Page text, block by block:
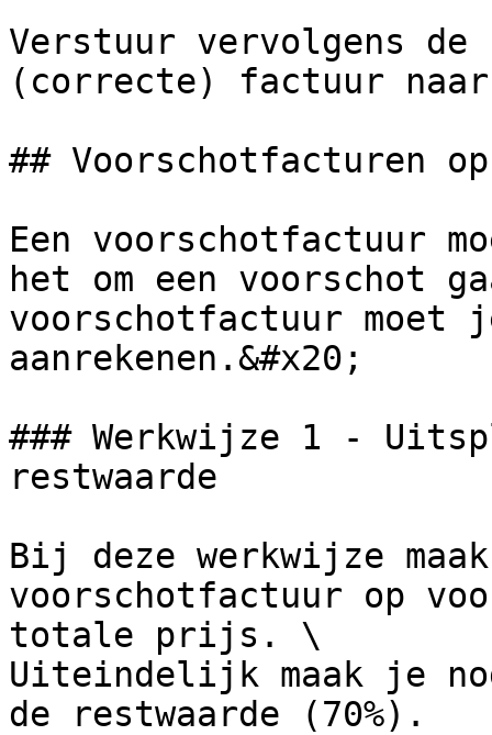
Verstuur vervolgens
(correcte) factuur
## Voorschotfacturen
Een voorschotfactuur
het om een voorschot
voorschotfactuur
aanrekenen.&#x20;
### Werkwijze 1 -
restwaarde
Bij deze werkwijze
voorschotfactuur op
totale prijs. \
Uiteindelijk maak je
de restwaarde (70%).